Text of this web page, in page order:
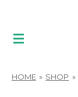
naar
HOME » SHOP »